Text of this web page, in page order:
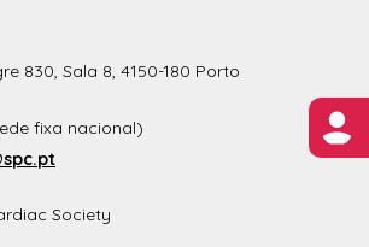
830, Sala 8, 4150-180 Porto
fixa nacional)
Society